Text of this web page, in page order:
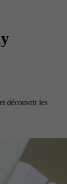
découvrir les